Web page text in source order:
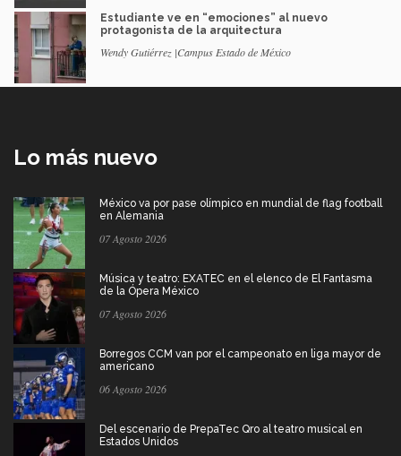
Estudiante ve en “emociones” al nuevo
protagonista de la arquitectura
Wendy Gutiérrez |Campus Estado de México
Lo más nuevo
México va por pase olímpico en mundial de flag football
en Alemania
07 Agosto 2026
Música y teatro: EXATEC en el elenco de El Fantasma
de la Ópera México
07 Agosto 2026
Borregos CCM van por el campeonato en liga mayor de
americano
06 Agosto 2026
Del escenario de PrepaTec Qro al teatro musical en
Estados Unidos